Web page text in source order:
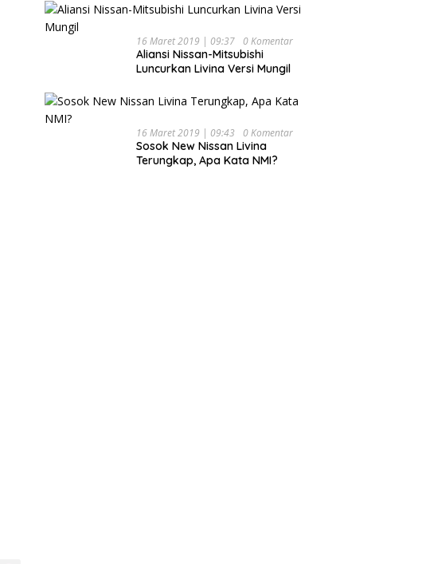
16 Maret 2019 | 09:37 0 Komentar
Aliansi Nissan-Mitsubishi
Luncurkan Livina Versi Mungil
16 Maret 2019 | 09:43 0 Komentar
Sosok New Nissan Livina
Terungkap, Apa Kata NMI?